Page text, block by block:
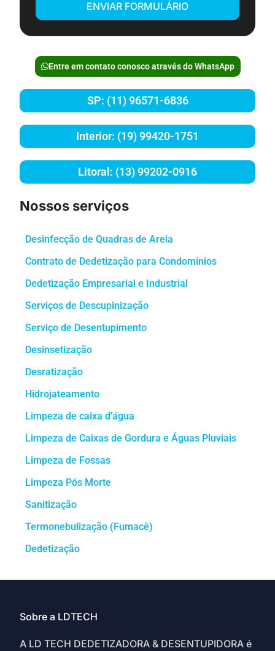
ENVIAR FORMULÁRIO
Entre em contato conosco através do WhatsApp
SP: (11) 96571-6836
Interior: (19) 99420-1751
Litoral: (13) 99202-0916
Nossos serviços
Desinfecção de Quadras de Areia
Contrato de Dedetização para Condomínios
Dedetização Empresarial e Industrial
Serviços de Descupinização
Serviço de Desentupimento
Desinsetização
Desratização
Hidrojateamento
Limpeza de caixa d’água
Limpeza de Caixas de Gordura e Águas Pluviais
Limpeza de Fossas
Limpeza Pós Morte
Sanitização
Termonebulização (Fumacê)
Dedetização
Sobre a LDTECH
A LD TECH DEDETIZADORA & DESENTUPIDORA é